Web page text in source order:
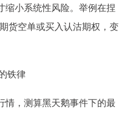
缩小系统性风险。举例在捏
货空单或买入认沽期权，变
铁律
情，测算黑天鹅事件下的最